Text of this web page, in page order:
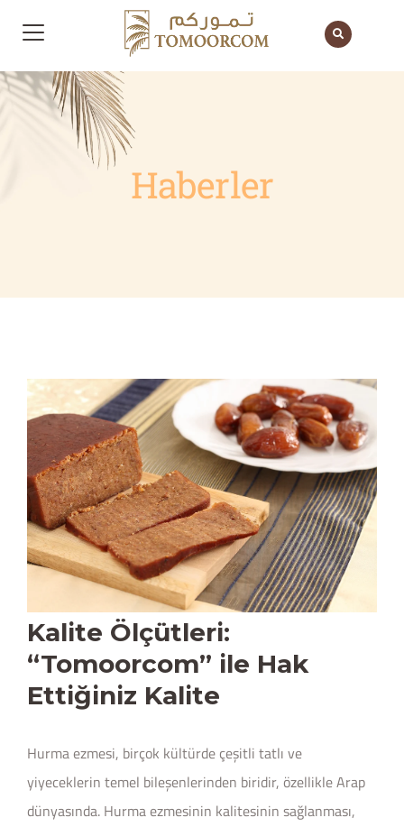
Haberler
Kalite Ölçütleri:
“Tomoorcom” ile Hak
Ettiğiniz Kalite
Hurma ezmesi, birçok kültürde çeşitli tatlı ve
yiyeceklerin temel bileşenlerinden biridir, özellikle Arap
dünyasında. Hurma ezmesinin kalitesinin sağlanması,